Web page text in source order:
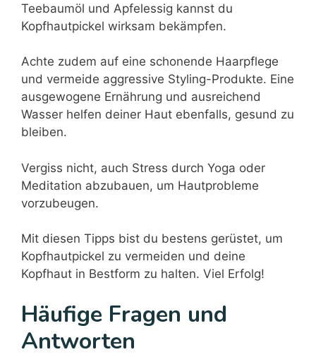
Teebaumöl und Apfelessig kannst du
Kopfhautpickel wirksam bekämpfen.
Achte zudem auf eine schonende Haarpflege
und vermeide aggressive Styling-Produkte. Eine
ausgewogene Ernährung und ausreichend
Wasser helfen deiner Haut ebenfalls, gesund zu
bleiben.
Vergiss nicht, auch Stress durch Yoga oder
Meditation abzubauen, um Hautprobleme
vorzubeugen.
Mit diesen Tipps bist du bestens gerüstet, um
Kopfhautpickel zu vermeiden und deine
Kopfhaut in Bestform zu halten. Viel Erfolg!
Häufige Fragen und
Antworten